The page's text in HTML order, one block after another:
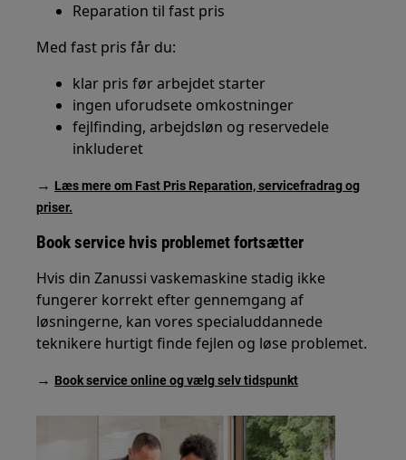
Reparation til fast pris
Med fast pris får du:
klar pris før arbejdet starter
ingen uforudsete omkostninger
fejlfinding, arbejdsløn og reservedele
inkluderet
→ Læs mere om Fast Pris Reparation, servicefradrag og
priser.
Book service hvis problemet fortsætter
Hvis din Zanussi vaskemaskine stadig ikke
fungerer korrekt efter gennemgang af
løsningerne, kan vores specialuddannede
teknikere hurtigt finde fejlen og løse problemet.
→ Book service online og vælg selv tidspunkt